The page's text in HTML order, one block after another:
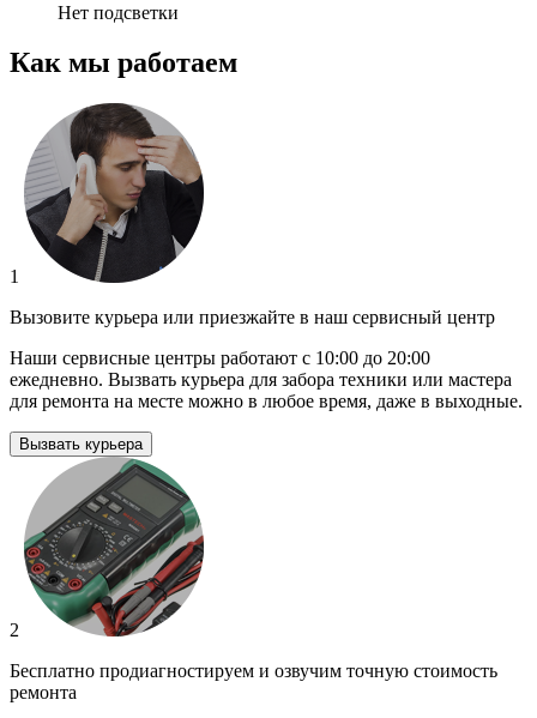
Нет подсветки
Как мы работаем
1
Вызовите курьера или приезжайте в наш сервисный центр
Наши сервисные центры работают с 10:00 до 20:00
ежедневно. Вызвать курьера для забора техники или мастера
для ремонта на месте можно в любое время, даже в выходные.
Вызвать курьера
2
Бесплатно продиагностируем и озвучим точную стоимость
ремонта